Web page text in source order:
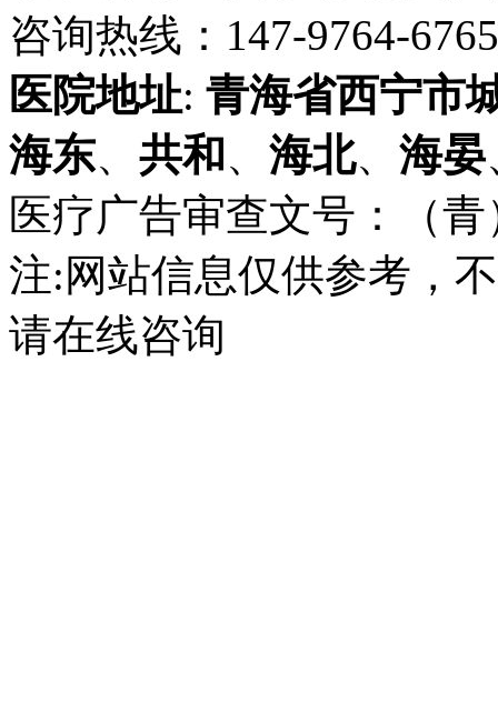
咨询热线：147-9764-
医院地址: 青海省西宁市
海东、 共和 、 海北、 海晏
医疗广告审查文号：（
注:网站信息仅供参考，
请在线咨询